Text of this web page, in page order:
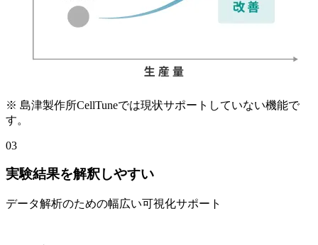
※ 島津製作所CellTuneでは現状サポートしていない機能で
す。
03
実験結果を解釈しやすい
データ解析のための幅広い可視化サポート